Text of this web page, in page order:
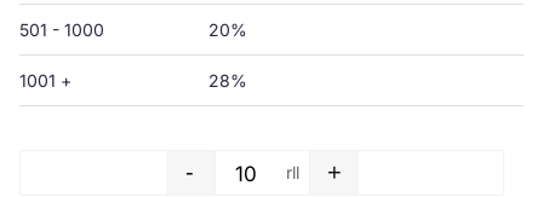
501 - 1000 20%
1001 + 28%
Muovinkeräyssäkki - 1350 x
- rll +